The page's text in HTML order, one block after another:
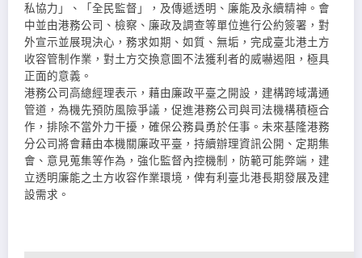
私協力」、「全民監督」，及傳遞透明、廉能及永續精神。會
中並由港務公司、檢察、廉政及調查等單位進行公約簽署，對
外宣示並展現決心，務求如期、如質、無垢，完成臺北港土方
收容管制作業，對土方交換意圖不法獲利者的威嚇遏阻，極具
正面的意義。
港務公司高總經理表示，藉由廉政平臺之開設，建構跨域溝通
管道，為機先預防風險爭議，促進港務公司與司法機構積極合
作，排除不當外力干擾，確保公務員勇於任事。未來基隆港務
分公司將會藉由本機關廉政平臺，持續辦理資訊公開、定期集
會、意見蒐集等作為，強化監督內控機制，防範可能弊端，建
立透明廉能之土方收容作業環境，俾有利臺北港長期發展及建
設需求。